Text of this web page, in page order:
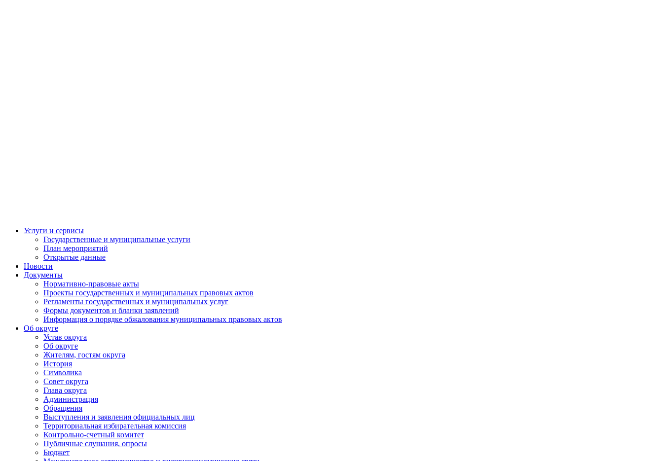
Услуги и сервисы
Государственные и муниципальные услуги
План мероприятий
Открытые данные
Новости
Документы
Нормативно-правовые акты
Проекты государственных и муниципальных правовых актов
Регламенты государственных и муниципальных услуг
Формы документов и бланки заявлений
Информация о порядке обжалования муниципальных правовых актов
Об округе
Устав округа
Об округе
Жителям, гостям округа
История
Символика
Совет округа
Глава округа
Администрация
Обращения
Выступления и заявления официальных лиц
Территориальная избирательная комиссия
Контрольно-счетный комитет
Публичные слушания, опросы
Бюджет